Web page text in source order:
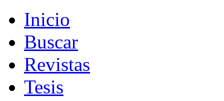
Inicio
Buscar
Revistas
Tesis